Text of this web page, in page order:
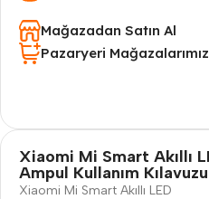
Mağazadan Satın Al
Pazaryeri Mağazalarımız
Xiaomi Mi Smart Akıllı
Ampul Kullanım Kılavuzu
Xiaomi Mi Smart Akıllı LED